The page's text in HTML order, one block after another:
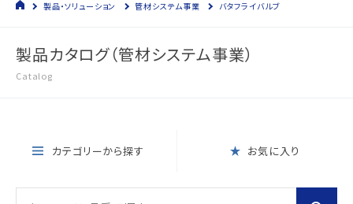
製品・ソリューション 管材システム事業 バタフライバルブ
製品カタログ（管材システム事業）
Catalog
カテゴリーから探す お気に入り